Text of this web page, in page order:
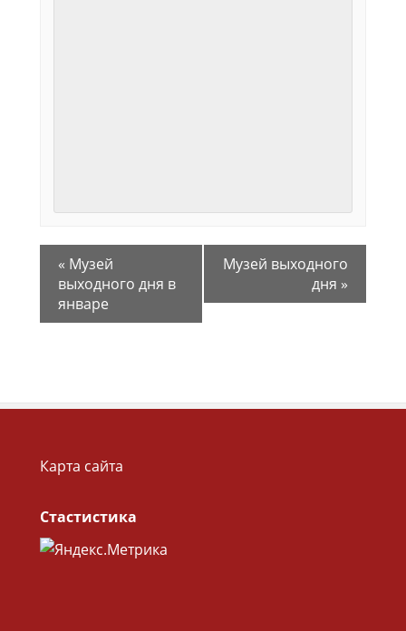
« Музей
выходного дня в
январе
Музей выходного
дня »
Карта сайта
Стастистика